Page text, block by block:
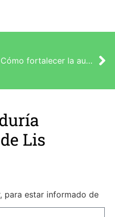
Cómo fortalecer la autoestima: una perspectiva desde la Cábala
para estar informado de